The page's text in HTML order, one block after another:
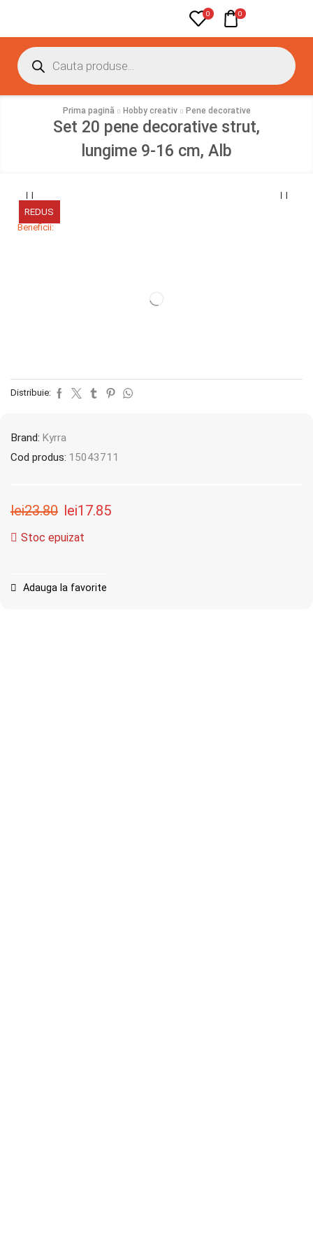
0 0
Prima pagină Hobby creativ Pene decorative
Set 20 pene decorative strut,
lungime 9-16 cm, Alb
REDUS
Beneficii:
Distribuie:
Brand: Kyrra
Cod produs: 15043711
lei23.80 lei17.85
Stoc epuizat
Adauga la favorite